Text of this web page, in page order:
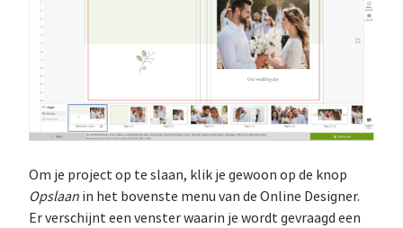
Om je project op te slaan, klik je gewoon op de knop
Opslaan in het bovenste menu van de Online Designer.
Er verschijnt een venster waarin je wordt gevraagd een